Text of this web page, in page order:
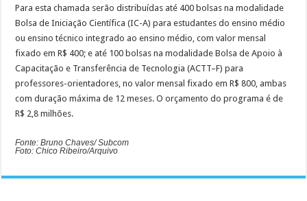
Para esta chamada serão distribuídas até 400 bolsas na modalidade
Bolsa de Iniciação Científica (IC-A) para estudantes do ensino médio
ou ensino técnico integrado ao ensino médio, com valor mensal
fixado em R$ 400; e até 100 bolsas na modalidade Bolsa de Apoio à
Capacitação e Transferência de Tecnologia (ACTT–F) para
professores-orientadores, no valor mensal fixado em R$ 800, ambas
com duração máxima de 12 meses. O orçamento do programa é de
R$ 2,8 milhões.
Fonte: Bruno Chaves/ Subcom
Foto: Chico Ribeiro/Arquivo